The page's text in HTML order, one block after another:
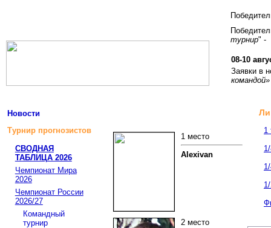
турнир" -
08-10
Заявки в
командой»
Новости
Турнир прогнозистов
СВОДНАЯ
ТАБЛИЦА 2026
Чемпионат Мира
2026
Чемпионат России
2026/27
Командный
турнир
1 место
Alexivan
2 место
1